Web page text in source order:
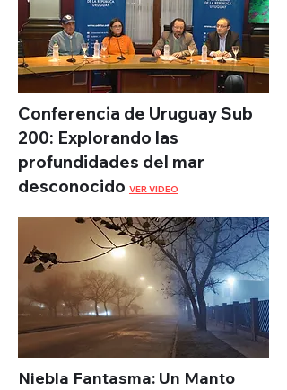
Conferencia de Uruguay Sub
200: Explorando las
profundidades del mar
desconocido VER VIDEO
Niebla Fantasma: Un Manto